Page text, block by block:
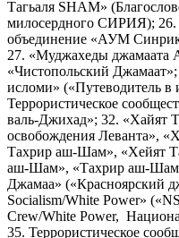
Тагьаля SHAM»
милосердного СИРИЯ); 26.
объединение «АУМ
27. «Муджахеды джамаата
«Чистопольский
исломи» («Путеводитель в
Террористическое
валь-Джихад»; 32. «Хайят
освобождения Леванта»,
Тахрир аш-Шам», «Хейят
аш-Шам», «Тахрир аш-
Джамаа» («Красноярский
Socialism/White Power»
Crew/White Power,
35. Террористическое